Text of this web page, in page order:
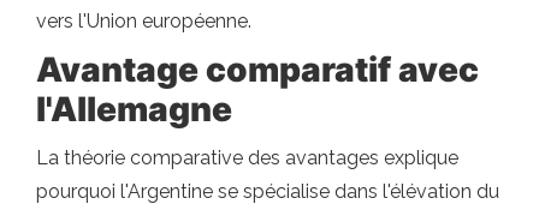
vers l'Union européenne.
Avantage comparatif avec
l'Allemagne
La théorie comparative des avantages explique
pourquoi l'Argentine se spécialise dans l'élévation du